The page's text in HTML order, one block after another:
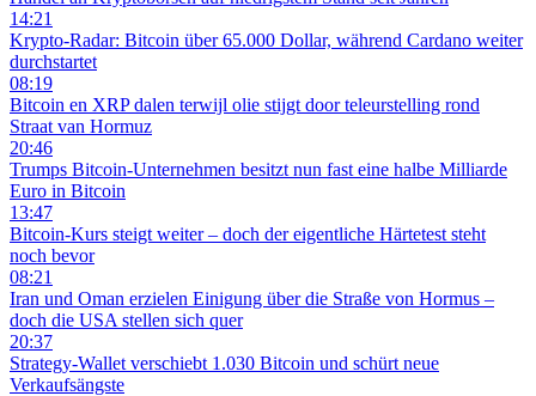
14:21
Krypto-Radar: Bitcoin über 65.000 Dollar, während Cardano weiter
durchstartet
08:19
Bitcoin en XRP dalen terwijl olie stijgt door teleurstelling rond
Straat van Hormuz
20:46
Trumps Bitcoin-Unternehmen besitzt nun fast eine halbe Milliarde
Euro in Bitcoin
13:47
Bitcoin-Kurs steigt weiter – doch der eigentliche Härtetest steht
noch bevor
08:21
Iran und Oman erzielen Einigung über die Straße von Hormus –
doch die USA stellen sich quer
20:37
Strategy-Wallet verschiebt 1.030 Bitcoin und schürt neue
Verkaufsängste